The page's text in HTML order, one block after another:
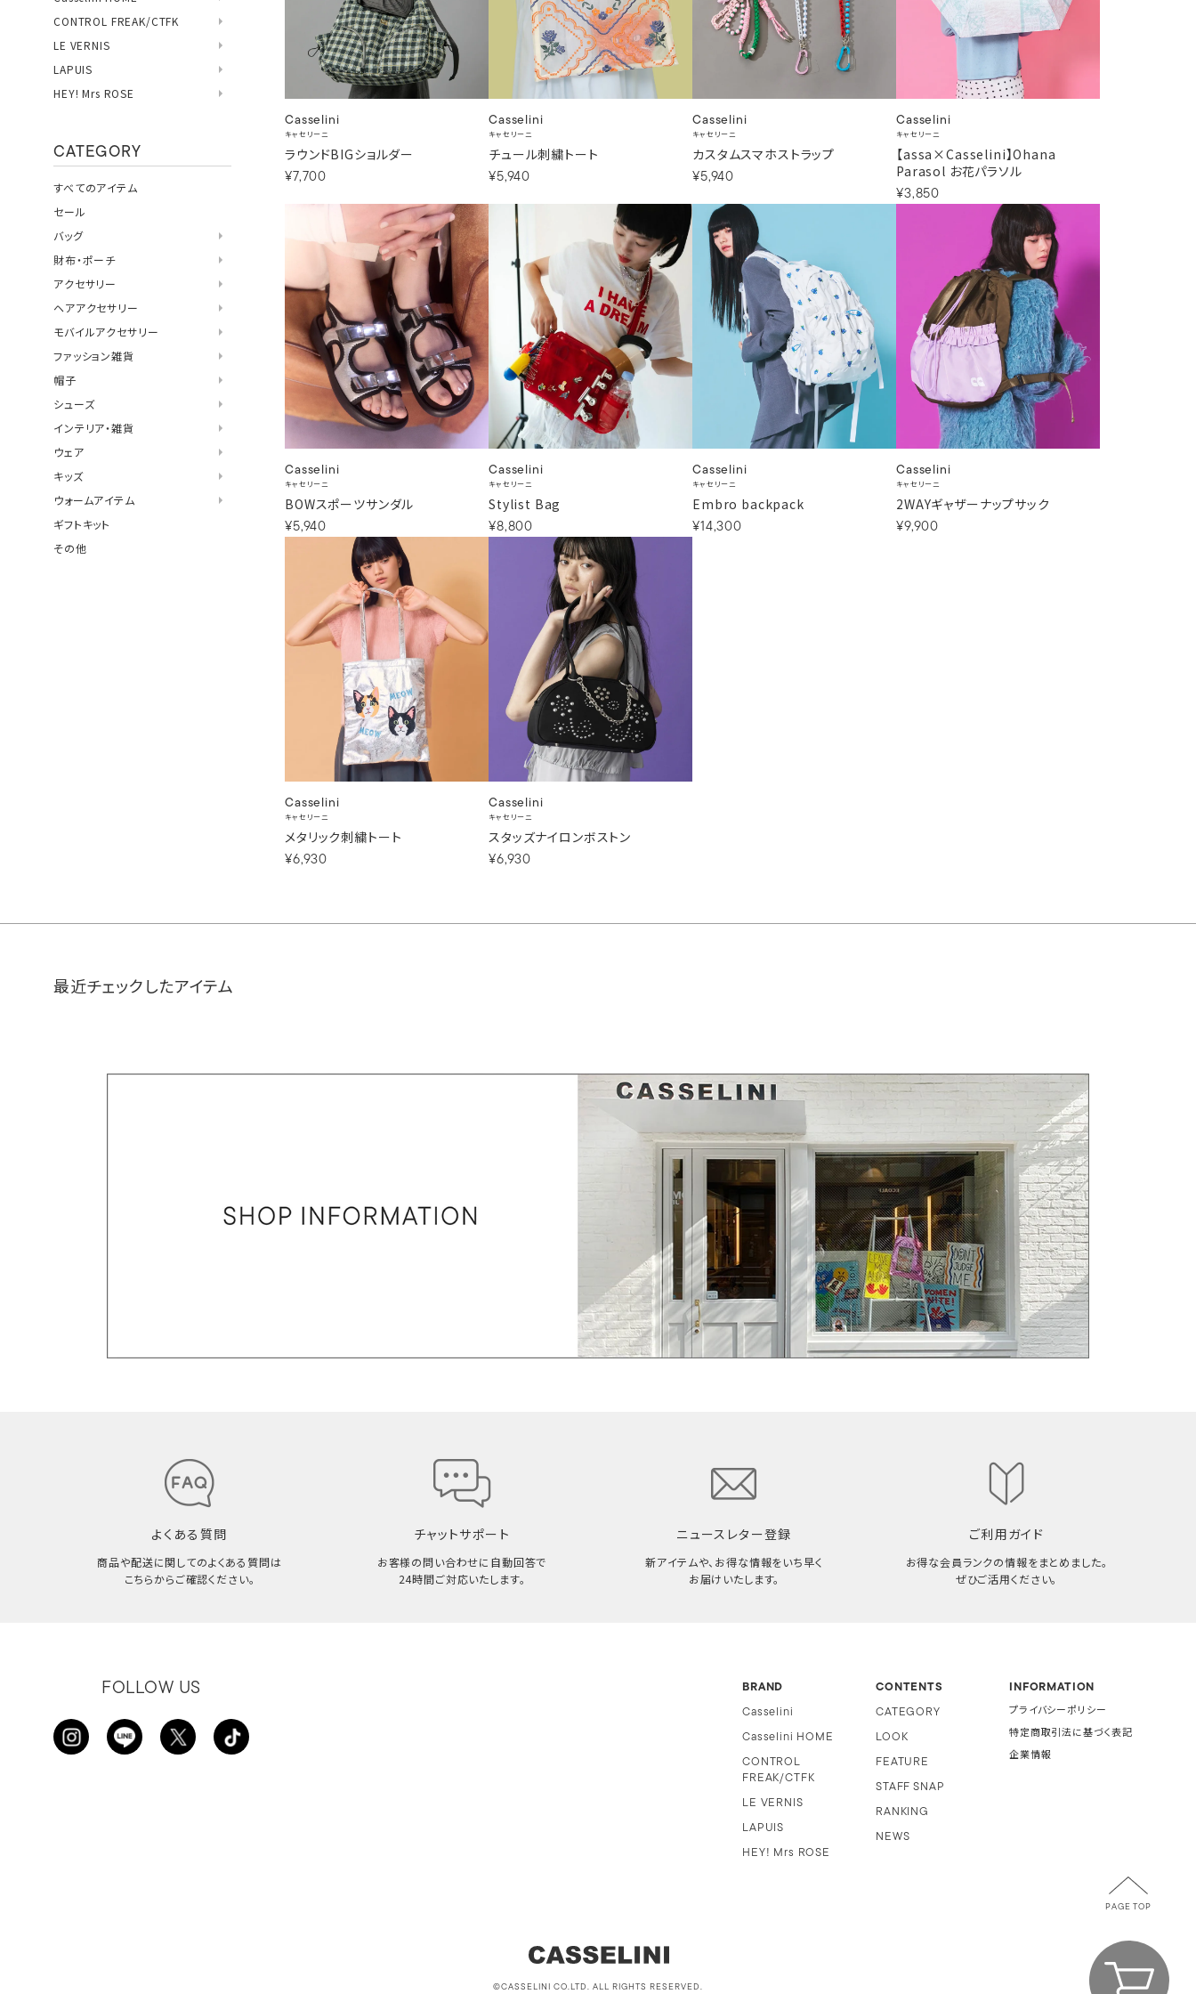
Casselini
キャセリーニ
ラウンドBIGショルダー
¥7,700
Casselini
キャセリーニ
チュール刺繍トート
¥5,940
Casselini
キャセリーニ
カスタムスマホストラップ
¥5,940
Casselini
キャセリーニ
【assa×Casselini】Ohana
Parasol お花パラソル
¥3,850
Casselini
キャセリーニ
BOWスポーツサンダル
¥5,940
Casselini
キャセリーニ
Stylist Bag
¥8,800
Casselini
キャセリーニ
Embro backpack
¥14,300
Casselini
キャセリーニ
2WAYギャザーナップサック
¥9,900
Casselini
キャセリーニ
メタリック刺繍トート
¥6,930
Casselini
キャセリーニ
スタッズナイロンボストン
¥6,930
CONTROL FREAK/CTFK
LE VERNIS
LAPUIS
HEY! Mrs ROSE
CATEGORY
すべてのアイテム
セール
バッグ
財布・ポーチ
アクセサリー
ヘアアクセサリー
モバイルアクセサリー
ファッション雑貨
帽子
シューズ
インテリア・雑貨
ウェア
キッズ
ウォームアイテム
ギフトキット
その他
最近チェックしたアイテム
よくある質問
商品や配送に関してのよくある質問は
こちらからご確認ください。
チャットサポート
お客様の問い合わせに自動回答で
24時間ご対応いたします。
ニュースレター登録
新アイテムや、お得な情報をいち早く
お届けいたします。
ご利用ガイド
お得な会員ランクの情報をまとめました。
ぜひご活用ください。
FOLLOW US BRAND
Casselini
Casselini HOME
CONTROL
FREAK/CTFK
LE VERNIS
LAPUIS
HEY! Mrs ROSE
CONTENTS
CATEGORY
LOOK
FEATURE
STAFF SNAP
RANKING
NEWS
INFORMATION
プライバシーポリシー
特定商取引法に基づく表記
企業情報
©CASSELINI CO.LTD. ALL RIGHTS RESERVED.
PAGE TOP